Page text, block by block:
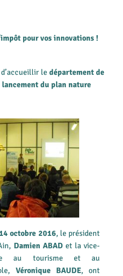
pour vos innovations !
le département de
lancement du plan nature
octobre 2016, le président
Damien ABAD et la vice-
au tourisme et au
Véronique BAUDE, ont